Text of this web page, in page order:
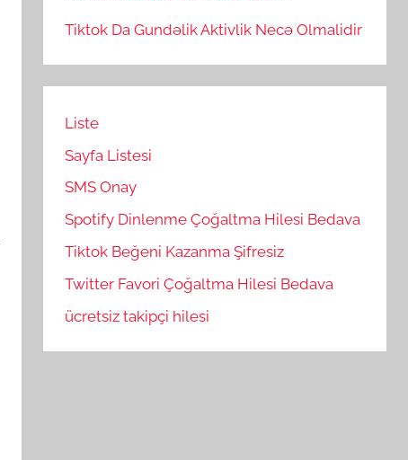
Tiktok Da Gundəlik Aktivlik Necə Olmalidir
Liste
Sayfa Listesi
SMS Onay
Spotify Dinlenme Çoğaltma Hilesi Bedava
Tiktok Beğeni Kazanma Şifresiz
Twitter Favori Çoğaltma Hilesi Bedava
ücretsiz takipçi hilesi